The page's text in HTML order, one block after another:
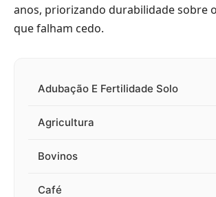
anos, priorizando durabilidade sobre
que falham cedo.
Adubação E Fertilidade Solo
Agricultura
Bovinos
Café